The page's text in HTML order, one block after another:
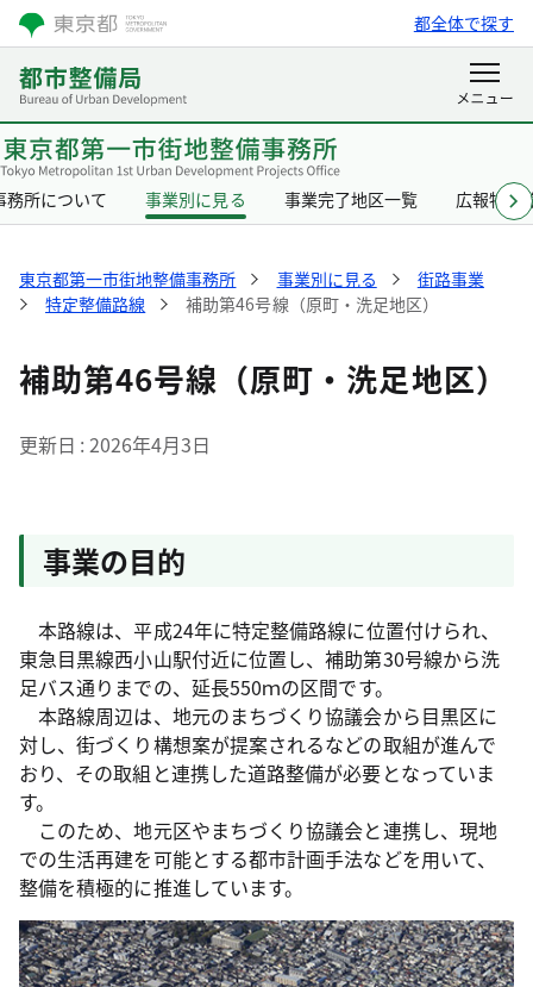
都全体で探す
務所について 事業別に見る 事業完了地区一覧 広報物一
東京都第一市街地整備事務所 事業別に見る
街路事業
特定整備路線
補助第46号線（原町・洗足地区）
補助第46号線（原町・洗足地区）
更新日 2026年4月3日
事業の目的
本路線は、平成24年に特定整備路線に位置付けられ、
東急目黒線西小山駅付近に位置し、補助第30号線から洗
足バス通りまでの、延長550ｍの区間です。
本路線周辺は、地元のまちづくり協議会から目黒区に
対し、街づくり構想案が提案されるなどの取組が進んで
おり、その取組と連携した道路整備が必要となっていま
す。
このため、地元区やまちづくり協議会と連携し、現地
での生活再建を可能とする都市計画手法などを用いて、
整備を積極的に推進しています。